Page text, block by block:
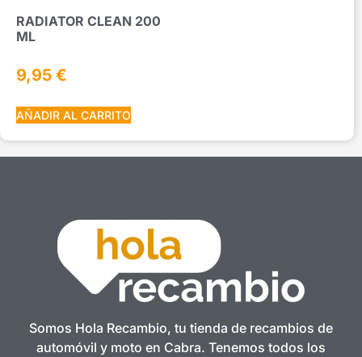
RADIATOR CLEAN 200
ML
9,95 €
AÑADIR AL CARRITO
Somos Hola Recambio, tu tienda de recambios de
automóvil y moto en Cabra. Tenemos todos los